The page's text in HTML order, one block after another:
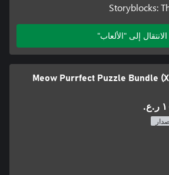
Storyblocks:
الانتقال إلى "الألعاب"
Meow Purrfect Puzzle Bundle